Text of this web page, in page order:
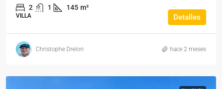
2 1 145 m²
VILLA Detalles
Christophe Drelon hace 2 meses